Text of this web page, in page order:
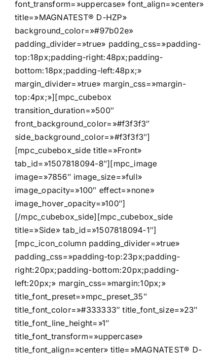
font_transform=»uppercase» font_align=»center»
title=»MAGNATEST® D-HZP»
background_color=»#97b02e»
padding_divider=»true» padding_css=»padding-
top:18px;padding-right:48px;padding-
bottom:18px;padding-left:48px;»
margin_divider=»true» margin_css=»margin-
top:4px;»][mpc_cubebox
transition_duration=»500″
front_background_color=»#f3f3f3″
side_background_color=»#f3f3f3″]
[mpc_cubebox_side title=»Front»
tab_id=»1507818094-8″][mpc_image
image=»7856″ image_size=»full»
image_opacity=»100″ effect=»none»
image_hover_opacity=»100″]
[/mpc_cubebox_side][mpc_cubebox_side
title=»Side» tab_id=»1507818094-1″]
[mpc_icon_column padding_divider=»true»
padding_css=»padding-top:23px;padding-
right:20px;padding-bottom:20px;padding-
left:20px;» margin_css=»margin:10px;»
title_font_preset=»mpc_preset_35″
title_font_color=»#333333″ title_font_size=»23″
title_font_line_height=»1″
title_font_transform=»uppercase»
title_font_align=»center» title=»MAGNATEST® D-